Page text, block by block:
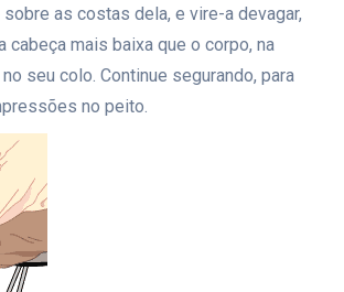
as costas dela, e vire-a devagar,
cabeça mais baixa que o corpo, na
seu colo. Continue segurando, para
no peito.